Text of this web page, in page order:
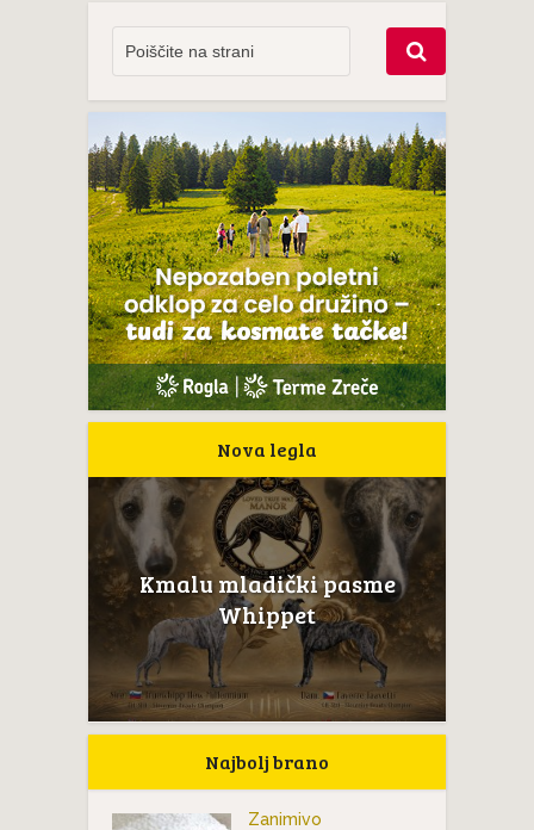
Nova legla
Kmalu mladički pasme
Whippet
Najbolj brano
Zanimivo